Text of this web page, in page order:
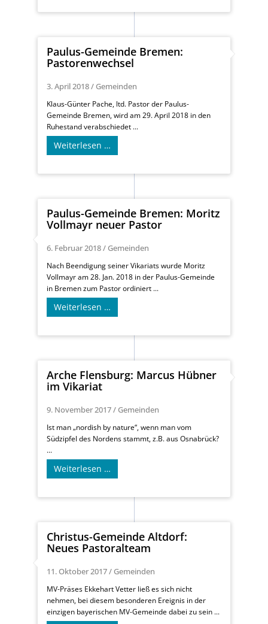
Paulus-Gemeinde Bremen:
Pastorenwechsel
3. April 2018/ Gemeinden
Klaus-Günter Pache, ltd. Pastor der Paulus-
Gemeinde Bremen, wird am 29. April 2018 in den
Ruhestand verabschiedet ...
Weiterlesen …
Paulus-Gemeinde Bremen: Moritz
Vollmayr neuer Pastor
6. Februar 2018/ Gemeinden
Nach Beendigung seiner Vikariats wurde Moritz
Vollmayr am 28. Jan. 2018 in der Paulus-Gemeinde
in Bremen zum Pastor ordiniert ...
Weiterlesen …
Arche Flensburg: Marcus Hübner
im Vikariat
9. November 2017/ Gemeinden
Ist man „nordish by nature“, wenn man vom
Südzipfel des Nordens stammt, z.B. aus Osnabrück?
...
Weiterlesen …
Christus-Gemeinde Altdorf:
Neues Pastoralteam
11. Oktober 2017/ Gemeinden
MV-Präses Ekkehart Vetter ließ es sich nicht
nehmen, bei diesem besonderen Ereignis in der
einzigen bayerischen MV-Gemeinde dabei zu sein ...